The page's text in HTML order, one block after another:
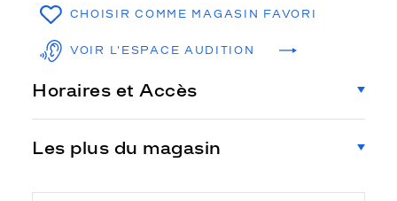
CHOISIR COMME MAGASIN FAVORI
VOIR L'ESPACE AUDITION
Horaires et Accès
Les plus du magasin